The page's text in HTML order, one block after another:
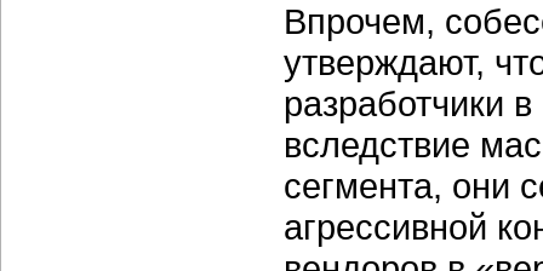
Впрочем,
утверждают,
разработчики
вследствие
сегмента, они
агрессивной